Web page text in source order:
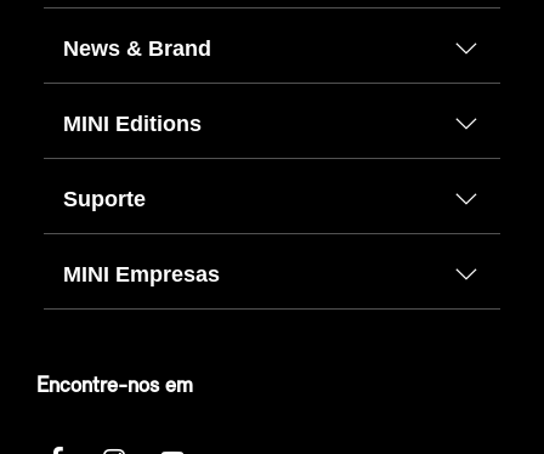
News & Brand
MINI Editions
Suporte
MINI Empresas
Encontre-nos em